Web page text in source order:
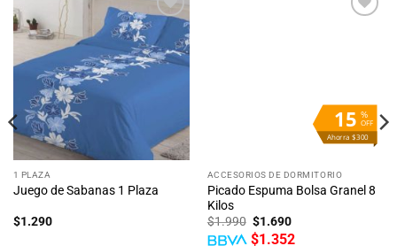
Añadir
a la
lista
de
1 PLAZA
Juego de Sabanas 1 Plaza
$1.290
%
OFF
15
Ahorra $300
ACCESORIOS DE DORMITORIO
Picado Espuma Bolsa Granel 8
Kilos
$1.990 El
precio
$1.690El
precio
$1.352